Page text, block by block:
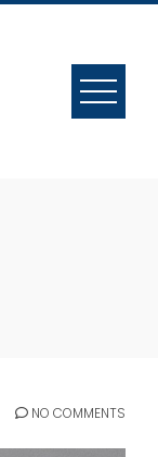
NO COMMENTS